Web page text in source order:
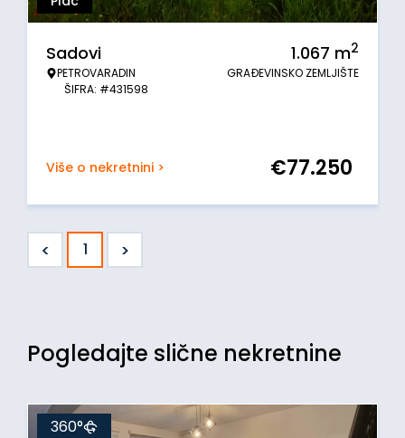
Sadovi
PETROVARADIN
ŠIFRA: #431598
1.067 m2
GRAĐEVINSKO ZEMLJIŠTE
Više o nekretnini > €77.250
< 1 >
Pogledajte slične nekretnine
360°